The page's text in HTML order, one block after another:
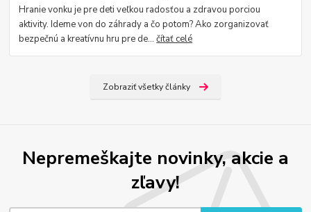
Hranie vonku je pre deti veľkou radosťou a zdravou porciou
aktivity. Ideme von do záhrady a čo potom? Ako zorganizovať
bezpečnú a kreatívnu hru pre de...čítať celé
Zobraziť všetky články
Nepremeškajte novinky, akcie a
zľavy!